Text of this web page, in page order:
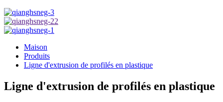
Maison
Produits
Ligne d'extrusion de profilés en plastique
Ligne d'extrusion de profilés en plastique